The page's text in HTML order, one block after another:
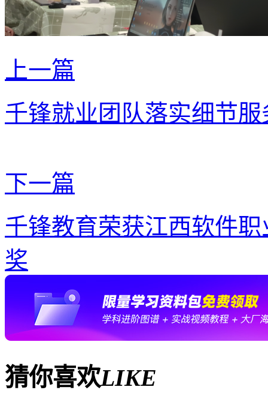
上一篇
千锋就业团队落实细节
下一篇
千锋教育荣获江西软件
奖
猜你喜欢LIKE